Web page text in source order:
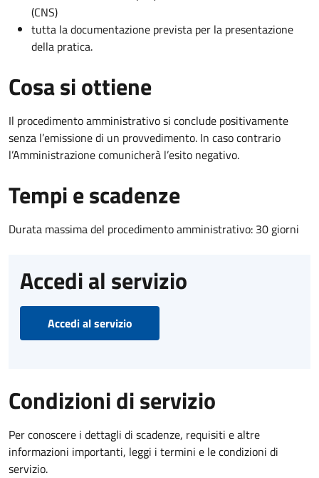
(CNS)
tutta la documentazione prevista per la presentazione
della pratica.
Cosa si ottiene
Il procedimento amministrativo si conclude positivamente
senza l’emissione di un provvedimento. In caso contrario
l’Amministrazione comunicherà l’esito negativo.
Tempi e scadenze
Durata massima del procedimento amministrativo: 30 giorni
Accedi al servizio
Accedi al servizio
Condizioni di servizio
Per conoscere i dettagli di scadenze, requisiti e altre
informazioni importanti, leggi i termini e le condizioni di
servizio.